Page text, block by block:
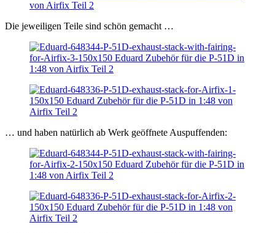
Die jeweiligen Teile sind schön gemacht …
… und haben natürlich ab Werk geöffnete Auspuffenden: